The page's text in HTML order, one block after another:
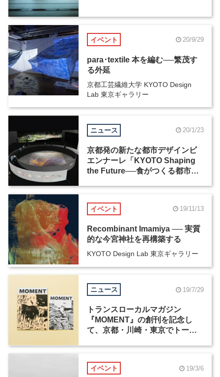
イベント 20/9/29
para･textile 本を編む──繁茂す
る外延
京都工芸繊維大学 KYOTO Design
Lab 東京ギャラリー
ニュース 20/1/23
京都発の新たな都市デザインビ
エンナーレ「KYOTO Shaping
the Future──食がつくる都市」
イベント 19/11/13
Recombinant Imamiya ── 実質
的な今宮神社を再構築する
KYOTO Design Lab 東京ギャラリー
ニュース 19/7/29
トランスローカルマガジン
『MOMENT』の創刊を記念し
て、京都・川崎・東京でトーク
イベント 19/3/6